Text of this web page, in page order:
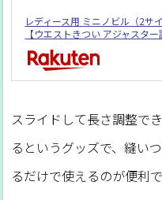
レディース用 ミニノビル（2サ
【ウエストきつい アジャスタ
スライドして長さ調整で
るというグッズで、縫い
るだけで使えるのが便利で